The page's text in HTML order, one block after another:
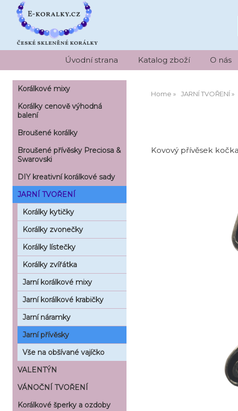
Úvodní strana Katalog zboží O nás
Home JARNÍ TVOŘENÍ
Kovový přívěsek
Korálkové mixy
Korálky cenově výhodná
balení
Broušené korálky
Broušené přívěsky Preciosa &
Swarovski
DIY kreativní korálkové sady
JARNÍ TVOŘENÍ
Korálky kytičky
Korálky zvonečky
Korálky lístečky
Korálky zvířátka
Jarní korálkové mixy
Jarní korálkové krabičky
Jarní náramky
Jarní přívěsky
Vše na obšívané vajíčko
VALENTÝN
VÁNOČNÍ TVOŘENÍ
Korálkové šperky a ozdoby